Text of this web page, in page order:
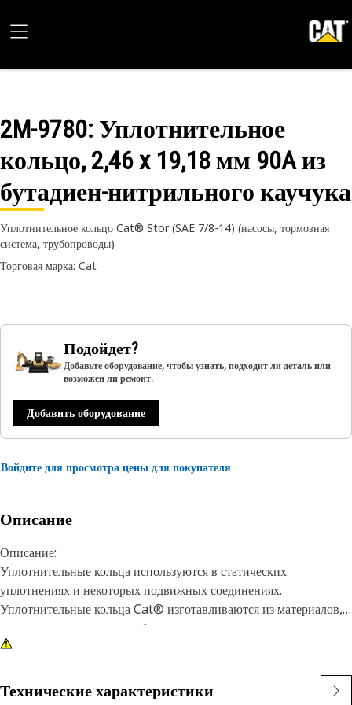
2M-9780: Уплотнительное
кольцо, 2,46 x 19,18 мм 90A из
бутадиен-нитрильного каучука
Уплотнительное кольцо Cat® Stor (SAE 7/8-14) (насосы, тормозная
система, трубопроводы)
Торговая марка: Cat
Подойдет?
Добавьте оборудование, чтобы узнать, подходит ли деталь или
возможен ли ремонт.
Добавить оборудование
Войдите для просмотра цены для покупателя
Описание
Описание:
Уплотнительные кольца используются в статических
уплотнениях и некоторых подвижных соединениях.
Уплотнительные кольца Cat® изготавливаются из материалов,
которые соответствуют рабочим средам, температурам и
давлениям, используемым в двигателях и машинах Cat.
обеспечивают превосходную стойкость к остаточной
Технические характеристики